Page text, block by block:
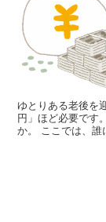
ゆとりある老後を
円」ほど必要です
か。 ここでは、誰にでもできる「老後資金貯め方」を7つ紹介しま